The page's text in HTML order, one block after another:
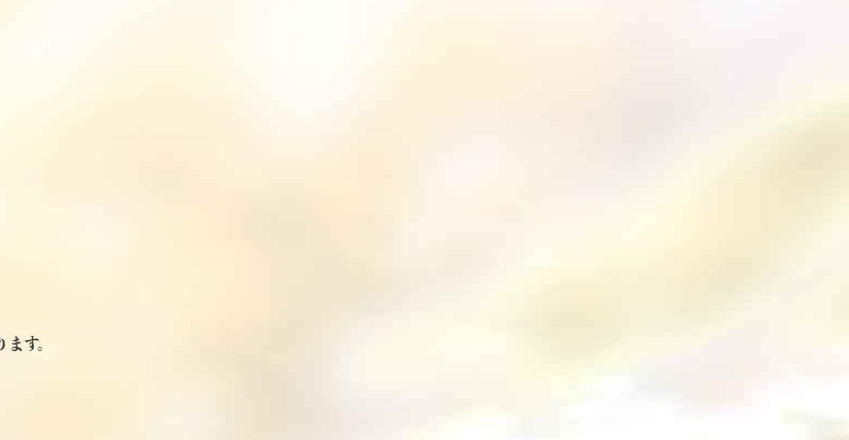
す。